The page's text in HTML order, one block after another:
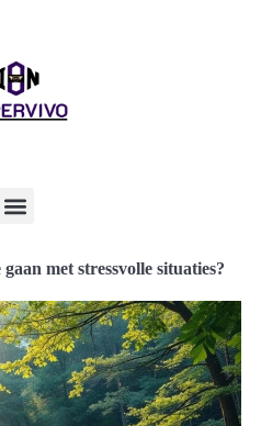
met stressvolle situaties?